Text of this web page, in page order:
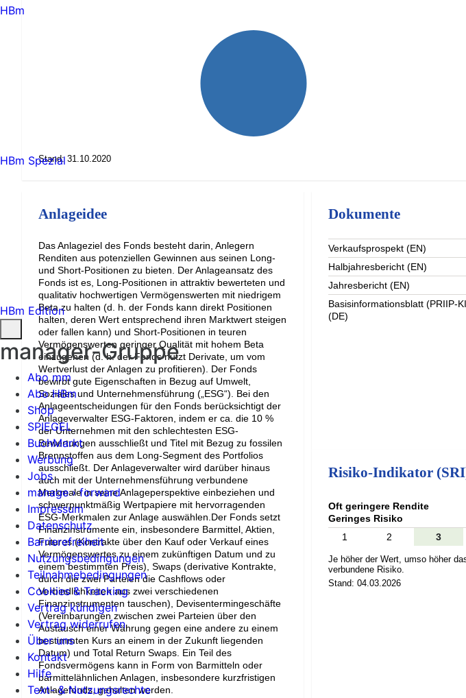
Stand: 31.10.2020
Anlageidee
Das Anlageziel des Fonds besteht darin, Anlegern
Renditen aus potenziellen Gewinnen aus seinen Long-
und Short-Positionen zu bieten. Der Anlageansatz des
Fonds ist es, Long-Positionen in attraktiv bewerteten und
qualitativ hochwertigen Vermögenswerten mit niedrigem
Beta zu halten (d. h. der Fonds kann direkt Positionen
halten, deren Wert entsprechend ihren Marktwert steigen
oder fallen kann) und Short-Positionen in teuren
Vermögenswerten geringer Qualität mit hohem Beta
einzugehen (d. h. der Fonds nutzt Derivate, um vom
Wertverlust der Anlagen zu profitieren). Der Fonds
bewirbt gute Eigenschaften in Bezug auf Umwelt,
Soziales und Unternehmensführung („ESG“). Bei den
Anlageentscheidungen für den Fonds berücksichtigt der
Anlageverwalter ESG-Faktoren, indem er ca. die 10 %
der Unternehmen mit den schlechtesten ESG-
Bewertungen ausschließt und Titel mit Bezug zu fossilen
Brennstoffen aus dem Long-Segment des Portfolios
ausschließt. Der Anlageverwalter wird darüber hinaus
auch mit der Unternehmensführung verbundene
Merkmale in seine Anlageperspektive einbeziehen und
schwerpunktmäßig Wertpapiere mit hervorragenden
ESG-Merkmalen zur Anlage auswählen.Der Fonds setzt
Finanzinstrumente ein, insbesondere Barmittel, Aktien,
Futures (Kontrakte über den Kauf oder Verkauf eines
Vermögenswertes zu einem zukünftigen Datum und zu
einem bestimmten Preis), Swaps (derivative Kontrakte,
durch die zwei Parteien die Cashflows oder
Verbindlichkeiten aus zwei verschiedenen
Finanzinstrumenten tauschen), Devisentermingeschäfte
(Vereinbarungen zwischen zwei Parteien über den
Austausch einer Währung gegen eine andere zu einem
bestimmten Kurs an einem in der Zukunft liegenden
Datum) und Total Return Swaps. Ein Teil des
Fondsvermögens kann in Form von Barmitteln oder
barmittelähnlichen Anlagen, insbesondere kurzfristigen
Anlagefonds, gehalten werden.
Dokumente
Verkaufsprospekt (EN)
Halbjahresbericht (EN)
Jahresbericht (EN)
Basisinformationsblatt (PRIIP-
(DE)
Risiko-Indikator
Oft geringere Rendite
Geringes Risiko
1
2 3
Je höher der Wert, umso höher
verbundene Risiko.
Stand: 04.03.2026
HBm
HBm Spezial
HBm Edition
manager-Gruppe
Abo mm
Abo HBm
Shop
SPIEGEL
BuchMarkt
Werbung
Jobs
manage › forward
Impressum
Datenschutz
Barrierefreiheit
Nutzungsbedingungen
Teilnahmebedingungen
Cookies & Tracking
Vertrag kündigen
Vertrag widerrufen
Über uns
Kontakt
Hilfe
Text- & Nutzungsrechte